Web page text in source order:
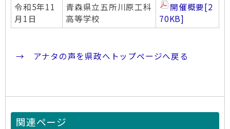
令和5年11
月1日
青森県立五所川原工科
高等学校
開催概要[2
70KB]
→ アナタの声を県政へトップページへ戻る
関連ページ